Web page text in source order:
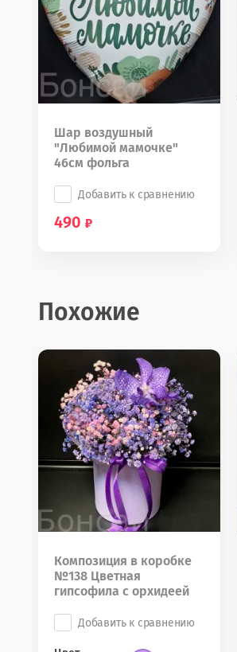
Шар воздушный
"Любимой мамочке"
46см фольга
Добавить к сравнению
490
Похожие
Композиция в коробке
№138 Цветная
гипсофила с орхидеей
Добавить к сравнению